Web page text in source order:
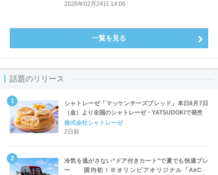
2026年02月24日 14:06
一覧を見る
話題のリリース
シャトレーゼ「マッケンチーズブレッド」本日8月7日
（金）より全国のシャトレーゼ・YATSUDOKIで発売
株式会社シャトレーゼ
2日前
冷気を逃がさない“ドア付きカート”で夏でも快適プレ
ー 国内初！※オリンピアオリジナル「AirCon